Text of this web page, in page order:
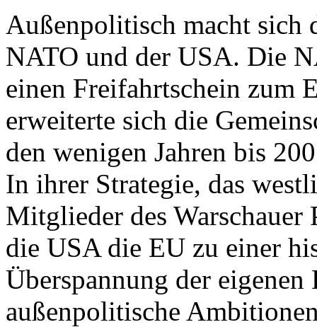
Außenpolitisch macht
NATO und der USA. Die
einen Freifahrtschein zum
erweiterte sich die
den wenigen Jahren bis
In ihrer Strategie, das
Mitglieder des Warschauer
die USA die EU zu einer
Überspannung der
außenpolitische